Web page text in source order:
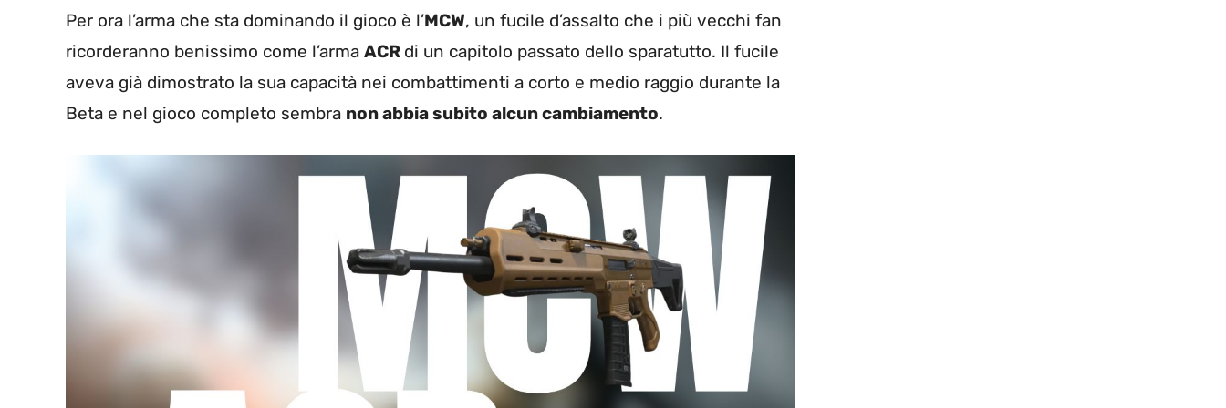
Per ora l’arma che sta dominando il gioco è l’MCW, un fucile d’assalto che i più vecchi fan
ricorderanno benissimo come l’arma ACR di un capitolo passato dello sparatutto. Il fucile
aveva già dimostrato la sua capacità nei combattimenti a corto e medio raggio durante la
Beta e nel gioco completo sembra non abbia subito alcun cambiamento.